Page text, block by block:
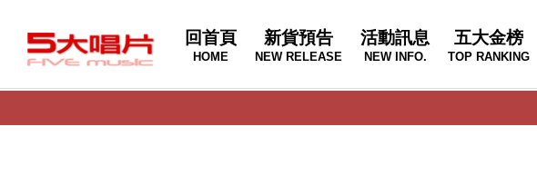
回首頁
HOME
新貨預告
NEW RELEASE
活動訊息
NEW INFO.
五大金榜
TOP RANKING